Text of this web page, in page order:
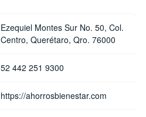
Ezequiel Montes Sur No. 50, Col.
Centro, Querétaro, Qro. 76000
52 442 251 9300
https://ahorrosbienestar.com